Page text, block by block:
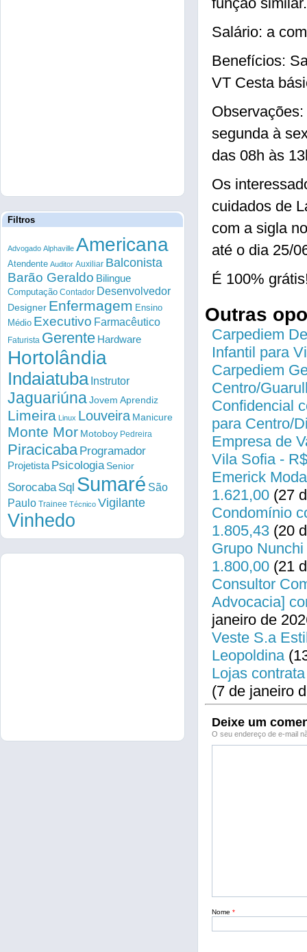
Salário: a
Benefícios:
VT Cesta
segunda à
das 08h às
Os
cuidados de
com a sigla
até o dia 25/
É 100%
Outras
Carpediem
Infantil para
Carpediem
Centro/
Confidencial
para Centro/
Empresa de
Vila Sofia -
Emerick
1.621,00 (27
Condomínio
1.805,43 (20
Grupo
1.800,00 (21
Consultor
Advocacia]
janeiro de
Veste S.a
Leopoldina
Lojas
(7 de janeiro
Deixe um
O seu endereço de e-mail
Nome *
Filtros
Advogado Alphaville Americana
Atendente Auditor Auxiliar Balconista
Barão Geraldo Bilingue
Computação Contador Desenvolvedor
Designer Enfermagem Ensino
Médio Executivo Farmacêutico
Faturista Gerente Hardware
Hortolândia
Indaiatuba Instrutor
Jaguariúna Jovem Aprendiz
Limeira Linux Louveira Manicure
Monte Mor Motoboy Pedreira
Piracicaba Programador
Projetista PsicologiaSenior
Sorocaba Sql Sumaré São
Paulo Trainee Técnico Vigilante
Vinhedo